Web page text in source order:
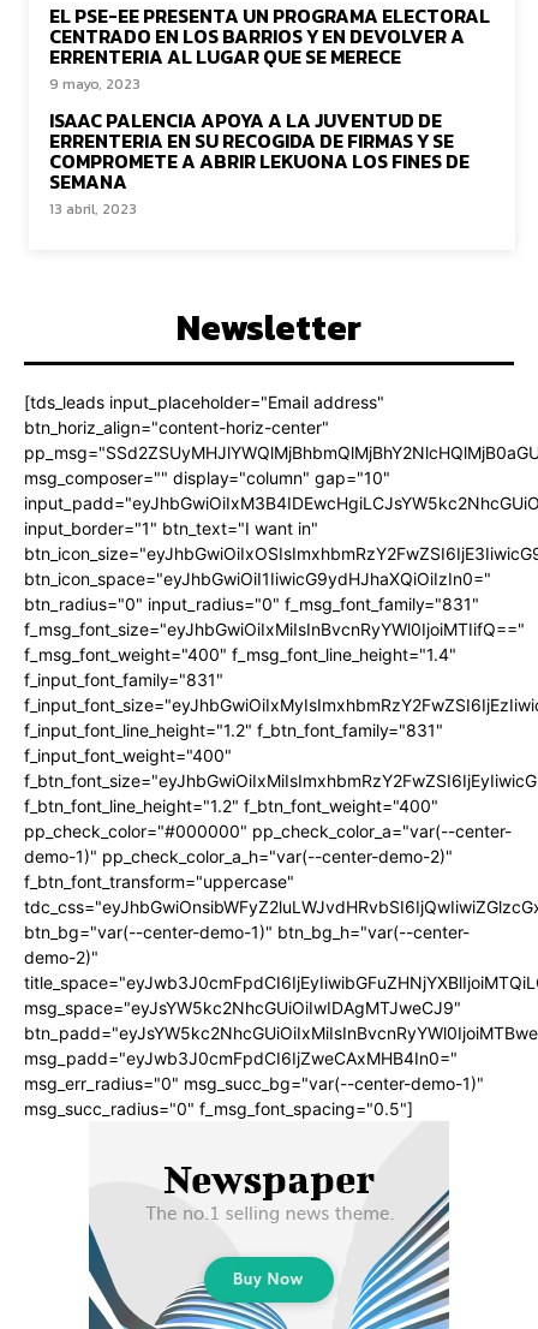
EL PSE-EE PRESENTA UN PROGRAMA ELECTORAL
CENTRADO EN LOS BARRIOS Y EN DEVOLVER A
ERRENTERIA AL LUGAR QUE SE MERECE
9 mayo, 2023
ISAAC PALENCIA APOYA A LA JUVENTUD DE
ERRENTERIA EN SU RECOGIDA DE FIRMAS Y SE
COMPROMETE A ABRIR LEKUONA LOS FINES DE
SEMANA
13 abril, 2023
Newsletter
[tds_leads input_placeholder="Email address"
btn_horiz_align="content-horiz-center"
msg_composer="" display="column" gap="10"
input_border="1" btn_text="I want in"
btn_icon_space="eyJhbGwiOiI1IiwicG9ydHJhaXQiOiIzIn0="
btn_radius="0" input_radius="0" f_msg_font_family="831"
f_msg_font_size="eyJhbGwiOiIxMiIsInBvcnRyYWl0IjoiMTIifQ=="
f_msg_font_weight="400" f_msg_font_line_height="1.4"
f_input_font_family="831"
f_input_font_line_height="1.2" f_btn_font_family="831"
f_input_font_weight="400"
f_btn_font_line_height="1.2" f_btn_font_weight="400"
pp_check_color="#000000" pp_check_color_a="var(--center-
demo-1)" pp_check_color_a_h="var(--center-demo-2)"
f_btn_font_transform="uppercase"
btn_bg="var(--center-demo-1)" btn_bg_h="var(--center-
demo-2)"
msg_space="eyJsYW5kc2NhcGUiOiIwIDAgMTJweCJ9"
msg_padd="eyJwb3J0cmFpdCI6IjZweCAxMHB4In0="
msg_err_radius="0" msg_succ_bg="var(--center-demo-1)"
msg_succ_radius="0" f_msg_font_spacing="0.5"]